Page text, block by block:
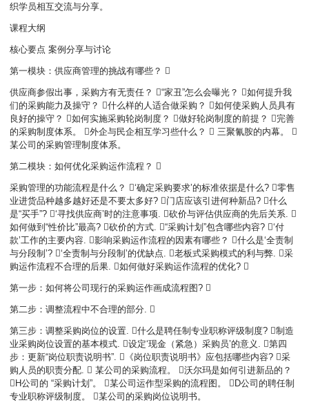
织学员相互交流与分享。
课程大纲
核心要点 案例分享与讨论
第一模块：供应商管理的挑战有哪些？ 
供应商参假出事，采购方有无责任？ “家丑”怎么会曝光？ 如何提升我
们的采购能力及操守？ 什么样的人适合做采购？ 如何使采购人员具有
良好的操守？ 如何实施采购轮岗制度？ 做好轮岗制度的前提？ 完善
的采购制度体系。 外企与民企相互学习些什么？  三聚氰胺的内幕。 
某公司的采购管理制度体系。
第二模块：如何优化采购运作流程？ 
采购管理的功能流程是什么？ ‘确定采购要求’的标准依据是什么? 零售
业进货品种越多越好还是不要太多好? 门店应该引进何种新品? 什么
是“买手”? ‘寻找供应商’时的注意事项. 砍价与评估供应商的先后关系. 
如何做到“性价比”最高? 砍价的方式. “采购计划”包含哪些内容? ‘付
款’工作的主要内容. 影响采购运作流程的因素有哪些？ 什么是‘全责制
与分段制’? ‘全责制与分段制’的优缺点. 老板式采购模式的利与弊. 采
购运作流程不合理的后果. 如何做好采购运作流程的优化? 
第一步：如何将公司现行的采购运作画成流程图? 
第二步：调整流程中不合理的部分. 
第三步：调整采购岗位的设置. 什么是聘任制专业职称评级制度? 制造
业采购岗位设置的基本模式. 设定‘现金（紧急）采购员’的意义. 第四
步：更新“岗位职责说明书”. 《岗位职责说明书》应包括哪些内容? 采
购人员的职责分配.  某公司的采购流程。 沃尔玛是如何引进新品的？
H公司的 “采购计划”。 某公司运作型采购的流程图。 D公司的聘任制
专业职称评级制度。 某公司的采购岗位说明书。